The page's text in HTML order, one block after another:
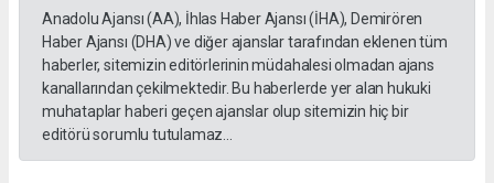
Anadolu Ajansı (AA), İhlas Haber Ajansı (İHA), Demirören
Haber Ajansı (DHA) ve diğer ajanslar tarafından eklenen tüm
haberler, sitemizin editörlerinin müdahalesi olmadan ajans
kanallarından çekilmektedir. Bu haberlerde yer alan hukuki
muhataplar haberi geçen ajanslar olup sitemizin hiç bir
editörü sorumlu tutulamaz...